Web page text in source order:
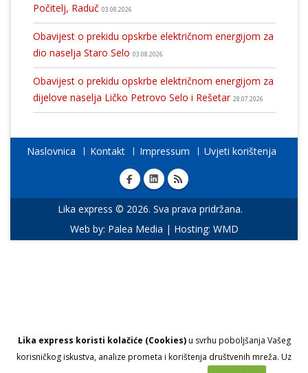
Lika express koristi kolačiće (Cookies)u svrhu poboljšanja Vašeg
korisničkog iskustva, analize prometa i korištenja društvenih mreža. Uz
Počitelj, Raduč 03.08.2026
Obavijest o prekidu opskrbe električnom energijom za
dio naselja Staro Selo 03.08.2026
Obavijest o prekidu opskrbe električnom energijom za
dijelove naselja Ličko Petrovo Selo i Rešetar 28.07.2026
Naslovnica Kontakt Impressum Uvjeti korištenja
Lika express © 2026. Sva prava pridržana.
Web by: Palea Media | Hosting: WMD